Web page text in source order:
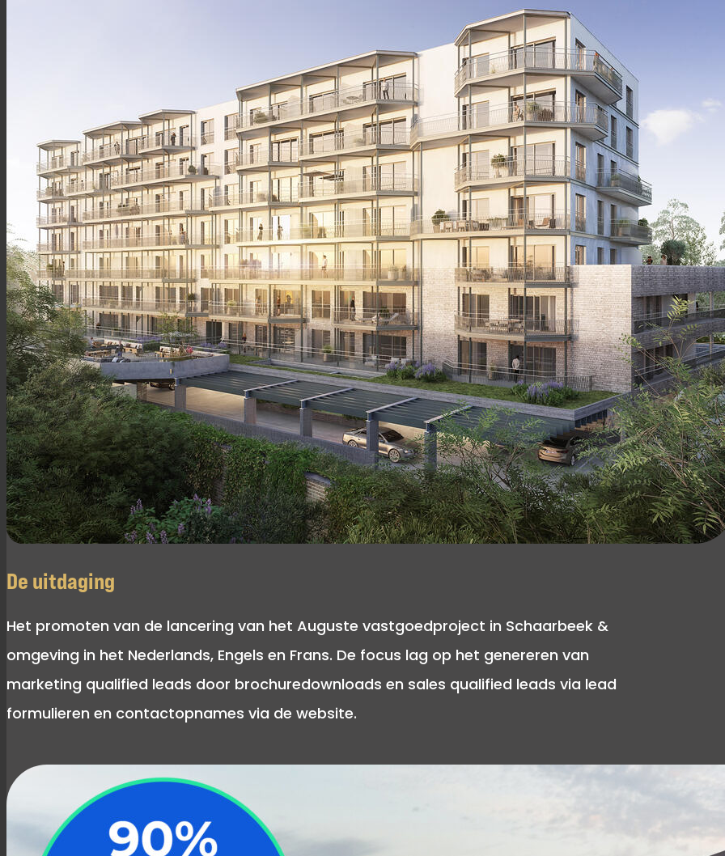
De uitdaging
Het promoten van de lancering van het Auguste vastgoedproject in Schaarbeek &
omgeving in het Nederlands, Engels en Frans. De focus lag op het genereren van
marketing qualified leads door brochuredownloads en sales qualified leads via lead
formulieren en contactopnames via de website.